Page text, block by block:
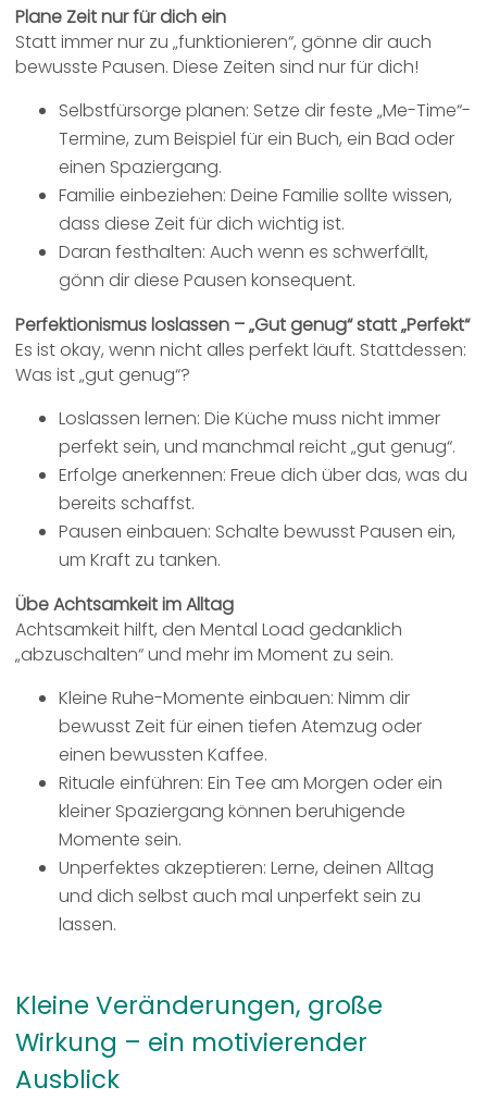
Plane Zeit nur für dich ein
Statt immer nur zu „funktionieren“, gönne dir auch
bewusste Pausen. Diese Zeiten sind nur für dich!
Selbstfürsorge planen: Setze dir feste „Me-Time“-
Termine, zum Beispiel für ein Buch, ein Bad oder
einen Spaziergang.
Familie einbeziehen: Deine Familie sollte wissen,
dass diese Zeit für dich wichtig ist.
Daran festhalten: Auch wenn es schwerfällt,
gönn dir diese Pausen konsequent.
Perfektionismus loslassen – „Gut genug“ statt „Perfekt“
Es ist okay, wenn nicht alles perfekt läuft. Stattdessen:
Was ist „gut genug“?
Loslassen lernen: Die Küche muss nicht immer
perfekt sein, und manchmal reicht „gut genug“.
Erfolge anerkennen: Freue dich über das, was du
bereits schaffst.
Pausen einbauen: Schalte bewusst Pausen ein,
um Kraft zu tanken.
Übe Achtsamkeit im Alltag
Achtsamkeit hilft, den Mental Load gedanklich
„abzuschalten“ und mehr im Moment zu sein.
Kleine Ruhe-Momente einbauen: Nimm dir
bewusst Zeit für einen tiefen Atemzug oder
einen bewussten Kaffee.
Rituale einführen: Ein Tee am Morgen oder ein
kleiner Spaziergang können beruhigende
Momente sein.
Unperfektes akzeptieren: Lerne, deinen Alltag
und dich selbst auch mal unperfekt sein zu
lassen.
Kleine Veränderungen, große
Wirkung – ein motivierender
Ausblick